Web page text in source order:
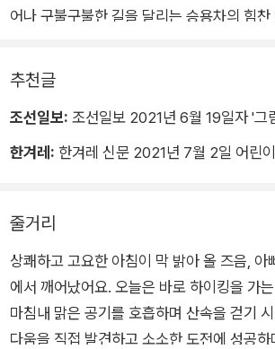
어나 구불구불한 길을 달리는 승용차의 힘
소리까지 자연의 온갖 소리들이 생생하게 들
으로 빛나는 별들처럼, 고요함을 배경으로
이다.
직임부터, 숲길에 핀 작은 풀꽃들과 무당벌레
무와 거대한 폭포와 푸른 하늘까지, 그리고
움직이는 아빠와 아이의 표정까지, 하나하나
들의 눈길은 수시로 머물고, 옮겨 가고 또 머
다. 그러면서 아빠와 아이가 함께하는 하이
추천글
조선일보: 조선일보 2021년 6월 19일자 '그
한겨레: 한겨레 신문 2021년 7월 2일 어린
줄거리
상쾌하고 고요한 아침이 막 밝아 올 즈음, 아
에서 깨어났어요. 오늘은 바로 하이킹을 가
마침내 맑은 공기를 호흡하며 산속을 걷기
다움을 직접 발견하고 소소한 도전에 성공하